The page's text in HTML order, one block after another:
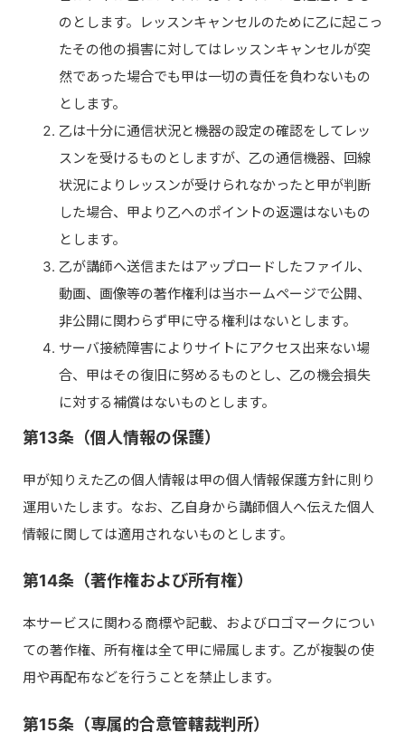
のとします。レッスンキャンセルのために乙に起こっ
たその他の損害に対してはレッスンキャンセルが突
然であった場合でも甲は一切の責任を負わないもの
とします。
乙は十分に通信状況と機器の設定の確認をしてレッ
スンを受けるものとしますが、乙の通信機器、回線
状況によりレッスンが受けられなかったと甲が判断
した場合、甲より乙へのポイントの返還はないもの
とします。
乙が講師へ送信またはアップロードしたファイル、
動画、画像等の著作権利は当ホームページで公開、
非公開に関わらず甲に守る権利はないとします。
サーバ接続障害によりサイトにアクセス出来ない場
合、甲はその復旧に努めるものとし、乙の機会損失
に対する補償はないものとします。
第13条（個人情報の保護）
甲が知りえた乙の個人情報は甲の個人情報保護方針に則り
運用いたします。なお、乙自身から講師個人へ伝えた個人
情報に関しては適用されないものとします。
第14条（著作権および所有権）
本サービスに関わる商標や記載、およびロゴマークについ
ての著作権、所有権は全て甲に帰属します。乙が複製の使
用や再配布などを行うことを禁止します。
第15条（専属的合意管轄裁判所）